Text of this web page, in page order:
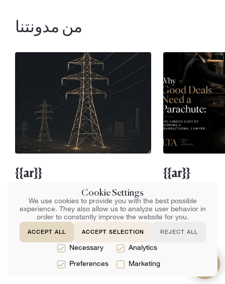
من مدونتنا
{{ar}}
{{ar}}
{{ar}}
{{ar}}
Cookie Settings
We use cookies to provide you with the best possible
experience. They also allow us to analyze user behavior in
order to constantly improve the website for you.
ACCEPT ALL ACCEPT SELECTION REJECT ALL
Necessary Analytics
Preferences Marketing